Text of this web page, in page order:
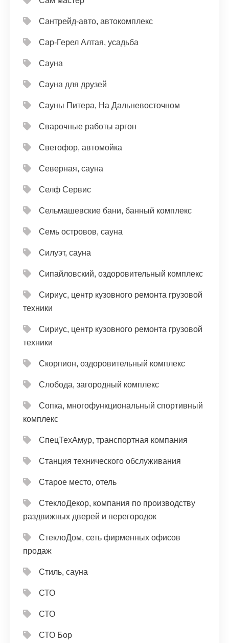
Сантрейд-авто, автокомплекс
Сар-Герел Алтая, усадьба
Сауна
Сауна для друзей
Сауны Питера, На Дальневосточном
Сварочные работы аргон
Светофор, автомойка
Северная, сауна
Селф Сервис
Сельмашевские бани, банный комплекс
Семь островов, сауна
Силуэт, сауна
Сипайловский, оздоровительный комплекс
Сириус, центр кузовного ремонта грузовой
техники
Сириус, центр кузовного ремонта грузовой
техники
Скорпион, оздоровительный комплекс
Слобода, загородный комплекс
Сопка, многофункциональный спортивный
комплекс
СпецТехАмур, транспортная компания
Станция технического обслуживания
Старое место, отель
СтеклоДекор, компания по производству
раздвижных дверей и перегородок
СтеклоДом, сеть фирменных офисов
продаж
Стиль, сауна
СТО
СТО
СТО Бор